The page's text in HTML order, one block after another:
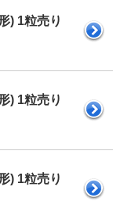
) 1粒売り
) 1粒売り
) 1粒売り